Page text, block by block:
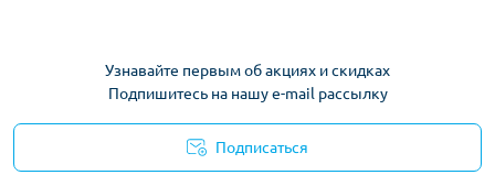
Узнавайте первым об акциях и скидках
Подпишитесь на нашу e-mail рассылку
Подписаться